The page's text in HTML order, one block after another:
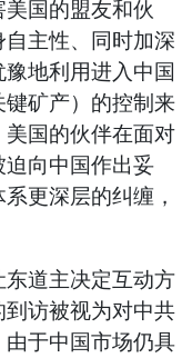
国的盟友和伙
主性、同时加深
地利用进入中国
矿产）的控制来
国的伙伴在面对
向中国作出妥
更深层的纠缠，
道主决定互动方
访被视为对中共
于中国市场仍具